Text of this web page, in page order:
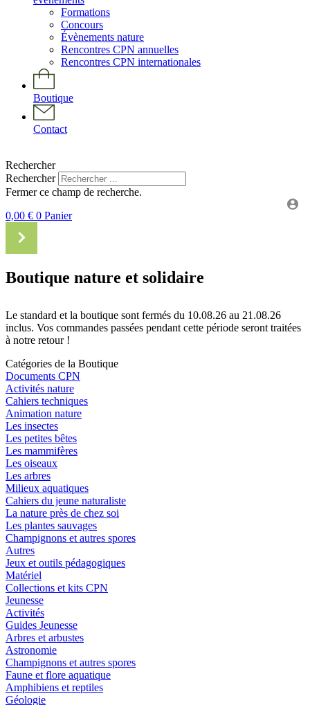
Formations
Concours
Évènements nature
Rencontres CPN annuelles
Rencontres CPN internationales
Boutique
Contact
Rechercher
Rechercher
Fermer ce champ de recherche.
0,00 € 0 Panier
Boutique nature et solidaire
Le standard et la boutique sont fermés du 10.08.26 au 21.08.26
inclus. Vos commandes passées pendant cette période seront traitées
à notre retour !
Catégories de la Boutique
Documents CPN
Activités nature
Cahiers techniques
Animation nature
Les insectes
Les petites bêtes
Les mammifères
Les oiseaux
Les arbres
Milieux aquatiques
Cahiers du jeune naturaliste
La nature près de chez soi
Les plantes sauvages
Champignons et autres spores
Autres
Jeux et outils pédagogiques
Matériel
Collections et kits CPN
Jeunesse
Activités
Guides Jeunesse
Arbres et arbustes
Astronomie
Champignons et autres spores
Faune et flore aquatique
Amphibiens et reptiles
Géologie